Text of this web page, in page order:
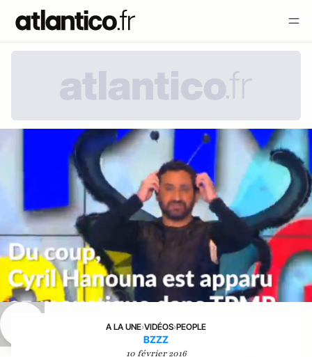
A LA UNE›VIDÉOS›PEOPLE
BZZZ
10 février 2016